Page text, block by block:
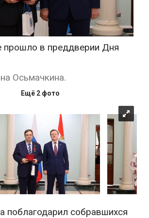
прошло в преддверии Дня
Осьмачкина.
Ещё 2 фото
поблагодарил собравшихся